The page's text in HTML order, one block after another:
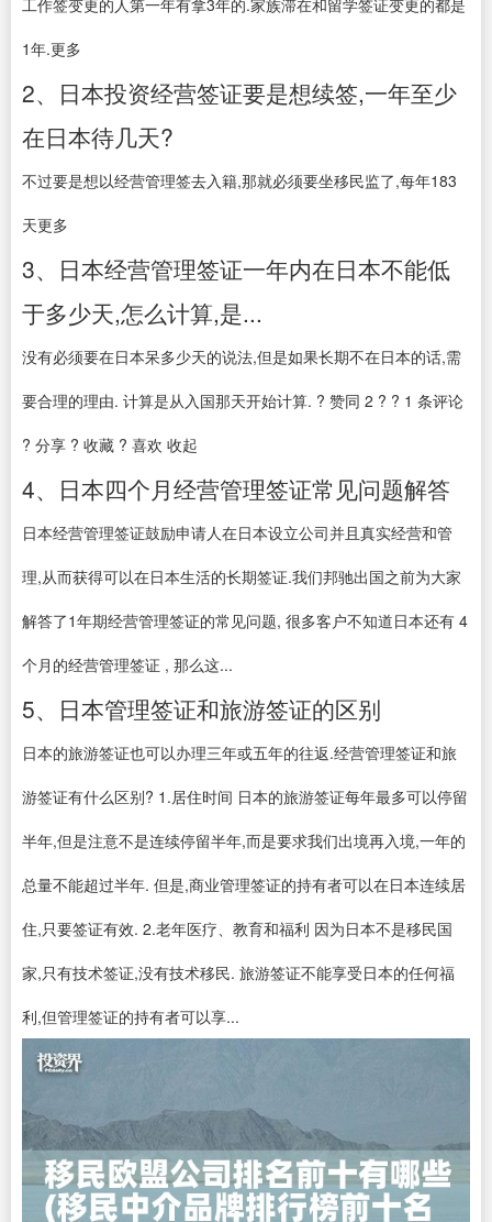
工作签变更的人第一年有拿3年的.家族滞在和留学签证变更的都是
1年.更多
2、日本投资经营签证要是想续签,一年至少
在日本待几天?
不过要是想以经营管理签去入籍,那就必须要坐移民监了,每年183
天更多
3、日本经营管理签证一年内在日本不能低
于多少天,怎么计算,是...
没有必须要在日本呆多少天的说法,但是如果长期不在日本的话,需
要合理的理由. 计算是从入国那天开始计算. ? 赞同 2 ? ? 1 条评论
? 分享 ? 收藏 ? 喜欢 收起
4、日本四个月经营管理签证常见问题解答
日本经营管理签证鼓励申请人在日本设立公司并且真实经营和管
理,从而获得可以在日本生活的长期签证.我们邦驰出国之前为大家
解答了1年期经营管理签证的常见问题, 很多客户不知道日本还有 4
个月的经营管理签证 , 那么这...
5、日本管理签证和旅游签证的区别
日本的旅游签证也可以办理三年或五年的往返.经营管理签证和旅
游签证有什么区别? 1.居住时间 日本的旅游签证每年最多可以停留
半年,但是注意不是连续停留半年,而是要求我们出境再入境,一年的
总量不能超过半年. 但是,商业管理签证的持有者可以在日本连续居
住,只要签证有效. 2.老年医疗、教育和福利 因为日本不是移民国
家,只有技术签证,没有技术移民. 旅游签证不能享受日本的任何福
利,但管理签证的持有者可以享...